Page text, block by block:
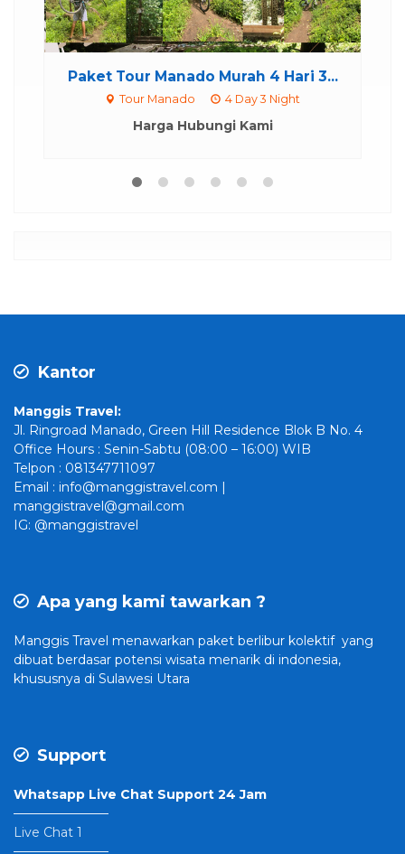
Paket Tour Manado Murah 4 Hari 3...
Tour Manado 4 Day 3 Night
Harga Hubungi Kami
Kantor
Manggis Travel:
Jl. Ringroad Manado, Green Hill Residence Blok B No. 4
Office Hours : Senin-Sabtu (08:00 – 16:00) WIB
Telpon : 081347711097
Email : info@manggistravel.com |
manggistravel@gmail.com
IG: @manggistravel
Apa yang kami tawarkan ?
Manggis Travel menawarkan paket berlibur kolektif yang
dibuat berdasar potensi wisata menarik di indonesia,
khususnya di Sulawesi Utara
Support
Whatsapp Live Chat Support 24 Jam
———————–
Live Chat 1